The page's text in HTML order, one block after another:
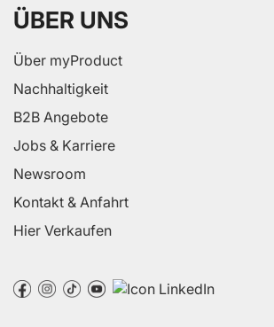
ÜBER UNS
Über myProduct
Nachhaltigkeit
B2B Angebote
Jobs & Karriere
Newsroom
Kontakt & Anfahrt
Hier Verkaufen